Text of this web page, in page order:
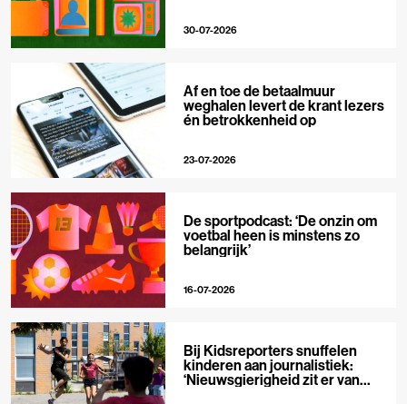
30-07-2026
Af en toe de betaalmuur
weghalen levert de krant lezers
én betrokkenheid op
23-07-2026
De sportpodcast: ‘De onzin om
voetbal heen is minstens zo
belangrijk’
16-07-2026
Bij Kidsreporters snuffelen
kinderen aan journalistiek:
‘Nieuwsgierigheid zit er van